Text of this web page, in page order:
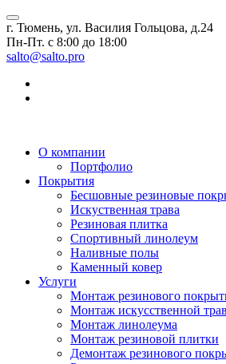
г. Тюмень, ул. Василия Гольцова, д.24
Пн-Пт. с 8:00 до 18:00
salto@salto.pro
О компании
Портфолио
Покрытия
Бесшовные резиновые
Искуственная трава
Резиновая плитка
Спортивный линолеум
Наливные полы
Каменный ковер
Услуги
Монтаж резинового
Монтаж искусственной
Монтаж линолеума
Монтаж резиновой плитки
Демонтаж резинового